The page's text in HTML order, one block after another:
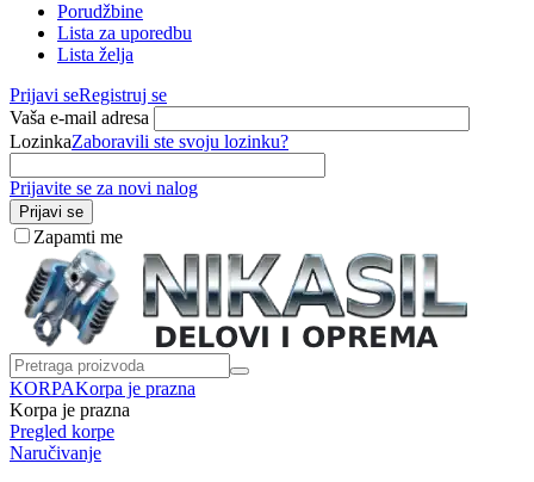
Porudžbine
Lista za uporedbu
Lista želja
Prijavi seRegistruj se
Vaša e-mail adresa
LozinkaZaboravili ste svoju lozinku?
Prijavite se za novi nalog
Prijavi se
Zapamti me
KORPAKorpa je prazna
Korpa je prazna
Pregled korpe
Naručivanje